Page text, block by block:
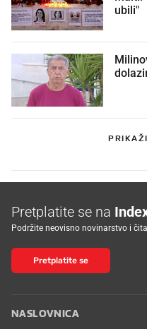
ubili"
Pretplatite se na
Podržite neovisno novinarstvo i
Pretplatite se
NASLOVNICA